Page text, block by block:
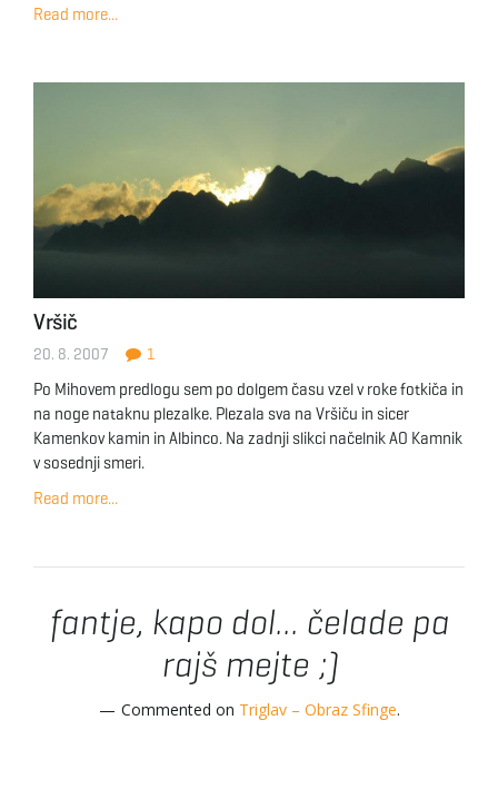
Read more...
Vršič
20. 8. 2007 1
Po Mihovem predlogu sem po dolgem času vzel v roke fotkiča in
na noge nataknu plezalke. Plezala sva na Vršiču in sicer
Kamenkov kamin in Albinco. Na zadnji slikci načelnik AO Kamnik
v sosednji smeri.
Read more...
fantje, kapo dol... čelade pa
rajš mejte ;)
Commented on Triglav – Obraz Sfinge.